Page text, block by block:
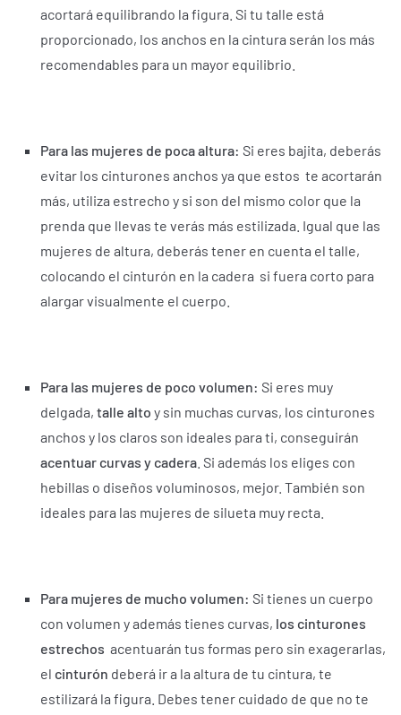
acortará equilibrando la figura. Si tu talle está
proporcionado, los anchos en la cintura serán los más
recomendables para un mayor equilibrio.
Para las mujeres de poca altura: Si eres bajita, deberás
evitar los cinturones anchos ya que estos te acortarán
más, utiliza estrecho y si son del mismo color que la
prenda que llevas te verás más estilizada. Igual que las
mujeres de altura, deberás tener en cuenta el talle,
colocando el cinturón en la cadera si fuera corto para
alargar visualmente el cuerpo.
Para las mujeres de poco volumen: Si eres muy
delgada, talle alto y sin muchas curvas, los cinturones
anchos y los claros son ideales para ti, conseguirán
acentuar curvas y cadera . Si además los eliges con
hebillas o diseños voluminosos, mejor. También son
ideales para las mujeres de silueta muy recta.
Para mujeres de mucho volumen: Si tienes un cuerpo
con volumen y además tienes curvas, los cinturones
estrechos acentuarán tus formas pero sin exagerarlas,
el cinturón deberá ir a la altura de tu cintura, te
estilizará la figura. Debes tener cuidado de que no te